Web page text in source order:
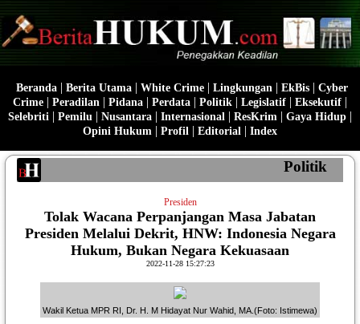
Beranda| Berita Utama| White Crime| Lingkungan | EkBis| Cyber
Crime | Peradilan | Pidana | Perdata | Politik | Legislatif | Eksekutif |
Selebriti | Pemilu | Nusantara | Internasional | ResKrim | Gaya Hidup |
Opini Hukum | Profil | Editorial | Index
Politik
Presiden
Tolak Wacana Perpanjangan Masa Jabatan
Presiden Melalui Dekrit, HNW: Indonesia Negara
Hukum, Bukan Negara Kekuasaan
2022-11-28 15:27:23
Wakil Ketua MPR RI, Dr. H. M Hidayat Nur Wahid, MA.(Foto: Istimewa)